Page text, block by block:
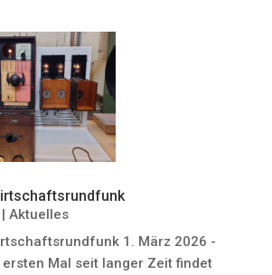
| Aktuelles
1. März 2026 -
ersten Mal seit langer Zeit findet